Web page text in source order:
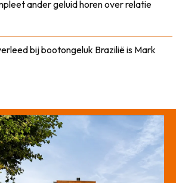
ander geluid horen over relatie
bij bootongeluk Brazilië is Mark